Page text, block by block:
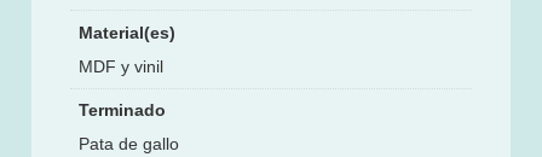
Material(es)
MDF y vinil
Terminado
Pata de gallo